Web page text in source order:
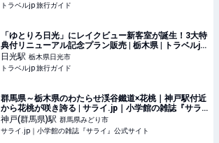
トラベルjp 旅行ガイド
「ゆとりろ日光」にレイクビュー新客室が誕生！3大特
典付リニューアル記念プラン販売 | 栃木県 | トラベルjp
旅行ガイド
日光駅 栃木県日光市
トラベルjp 旅行ガイド
群馬県～栃木県のわたらせ渓谷鐵道×花桃｜神戸駅付近
から花桃が咲き誇る | サライ.jp｜小学館の雑誌『サラ
イ』公式サイト
神戸(群馬県)駅 群馬県みどり市
サライ.jp｜小学館の雑誌『サライ』公式サイト